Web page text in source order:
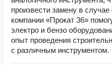
произвести замену в
компании «Прокат 36»
электро и бензо
опыт проведения
с различным инструментом.